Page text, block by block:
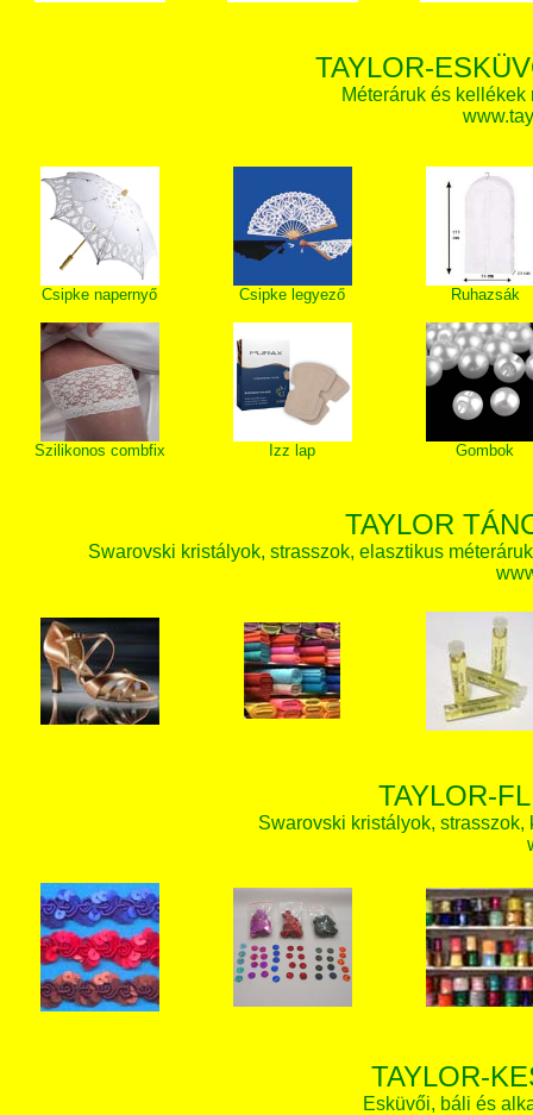
TAYLOR-
Méteráruk és
Csipke napernyő Csipke legyező Ruhazsák
Szilikonos combfix Izz lap Gombok
TAYLOR
Swarovski kristályok, strasszok, elasztikus
TAYLOR-
Swarovski kristályok,
TAYLOR-
Esküvői, báli és